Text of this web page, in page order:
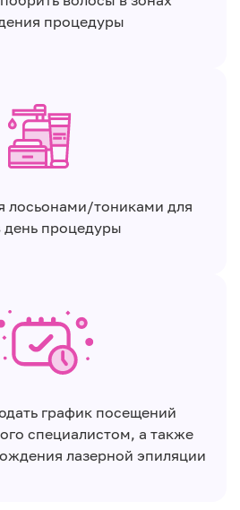
процедуры
лосьонами/тониками для
день процедуры
график посещений
специалистом, а также
лазерной эпиляции